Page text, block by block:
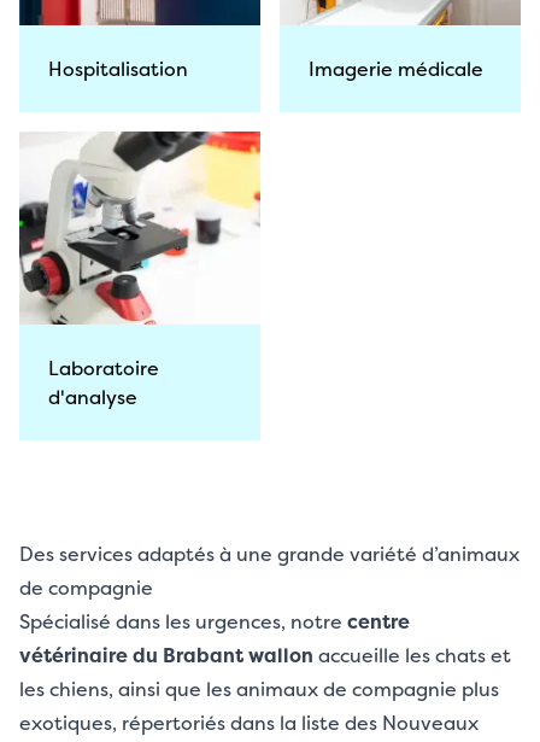
Hospitalisation Imagerie médicale
Laboratoire
d'analyse
Des services adaptés à une grande variété d’animaux
de compagnie
Spécialisé dans les urgences, notre centre
vétérinaire du Brabant wallon accueille les chats et
les chiens, ainsi que les animaux de compagnie plus
exotiques, répertoriés dans la liste des Nouveaux